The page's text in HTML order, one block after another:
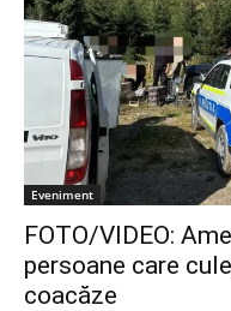
Eveniment
FOTO/VIDEO:
persoane care
coacăze